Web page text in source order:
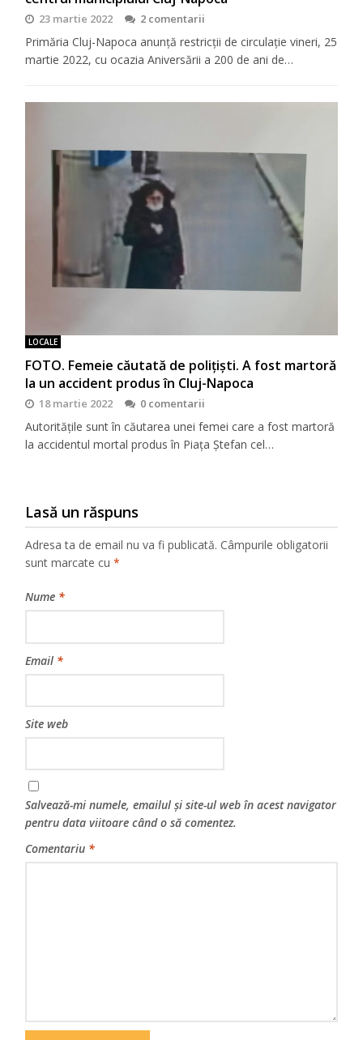
23 martie 2022 2 comentarii
Primăria Cluj-Napoca anunță restricții de circulație vineri, 25
martie 2022, cu ocazia Aniversării a 200 de ani de…
LOCALE
FOTO. Femeie căutată de polițiști. A fost martoră
la un accident produs în Cluj-Napoca
18 martie 2022 0 comentarii
Autoritățile sunt în căutarea unei femei care a fost martoră
la accidentul mortal produs în Piața Ștefan cel…
Lasă un răspuns
Adresa ta de email nu va fi publicată. Câmpurile obligatorii
sunt marcate cu*
Nume *
Email *
Site web
Salvează-mi numele, emailul și site-ul web în acest navigator
pentru data viitoare când o să comentez.
Comentariu *